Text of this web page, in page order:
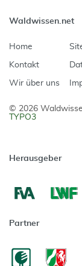
Waldwissen.net
Home
Kontakt
Wir über uns
© 2026
TYPO3
Herausgeber
Partner